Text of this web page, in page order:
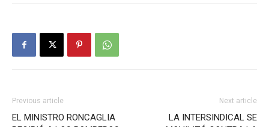
Previous article
EL MINISTRO RONCAGLIA
Next article
LA INTERSINDICAL SE